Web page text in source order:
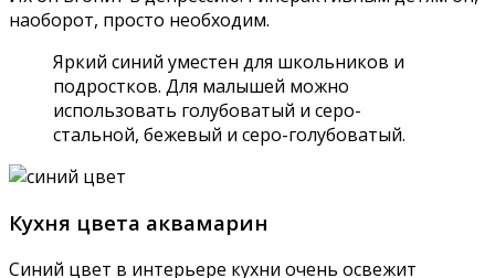
наоборот, просто необходим.
Яркий синий уместен для школьников и
подростков. Для малышей можно
использовать голубоватый и серо-
стальной, бежевый и серо-голубоватый.
Кухня цвета аквамарин
Синий цвет в интерьере кухни очень освежит